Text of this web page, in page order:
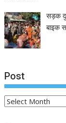
सड़क
बाइक
Post
Post